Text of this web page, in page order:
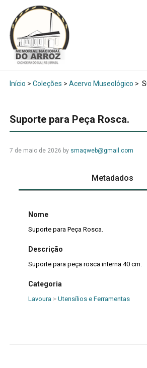
Início > Coleções > Acervo Museológico >
Suporte para Peça Rosca.
7 de maio de 2026 by smaqweb@gmail.com
Metadados
Nome
Suporte para Peça Rosca.
Descrição
Suporte para peça rosca interna 40 cm.
Categoria
Lavoura> Utensílios e Ferramentas